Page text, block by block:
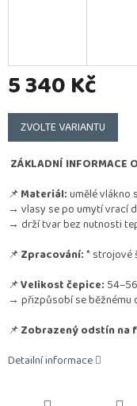
5 340 Kč
Měrná
cena:
ZVOLTE VARIANTU
ZÁKLADNÍ INFORMACE
📌Materiál:umělé vlákno
→ vlasy se po umytí vrací
→ drží tvar bez nutnosti
📌Zpracování:* strojové
📌Velikost čepice:
→ přizpůsobí se běžnému
📌Zobrazený odstín
Detailní informace